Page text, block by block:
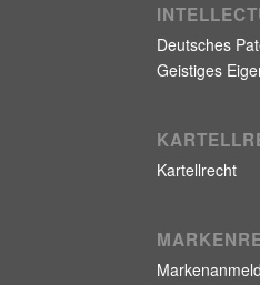
Deutsches
Geistiges
Kartellrecht